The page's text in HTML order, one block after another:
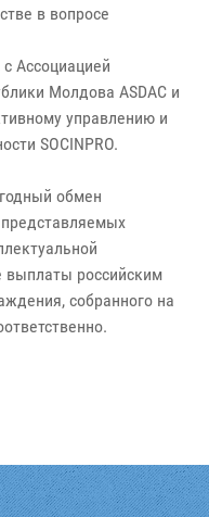
в вопросе
Ассоциацией
Молдова ASDAC и
управлению и
SOCINPRO.
обмен
выплаты российским
собранного на